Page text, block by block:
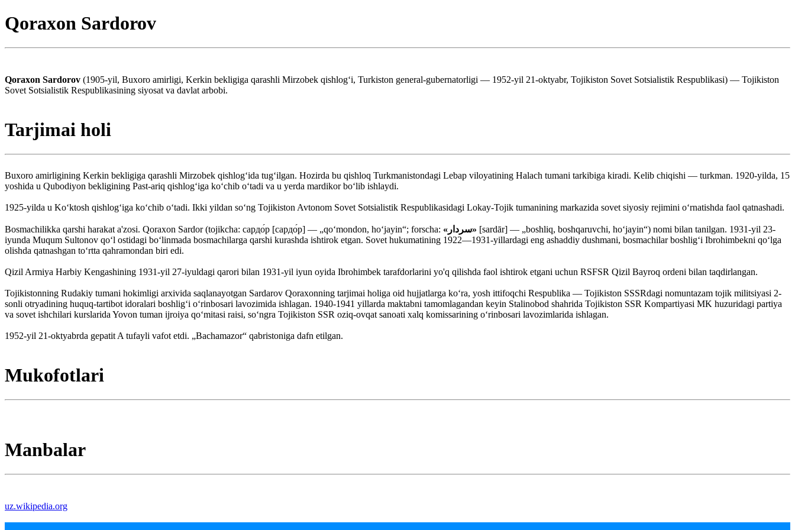
Qoraxon Sardorov
Qoraxon Sardorov (1905-yil, Buxoro amirligi, Kerkin bekligiga qarashli Mirzobek qishlog‘i, Turkiston general-gubernatorligi — 1952-yil 21-oktyabr, Tojikiston Sovet Sotsialistik Respublikasi) — Tojikiston
Sovet Sotsialistik Respublikasining siyosat va davlat arbobi.
Tarjimai holi
Buxoro amirligining Kerkin bekligiga qarashli Mirzobek qishlog‘ida tug‘ilgan. Hozirda bu qishloq Turkmanistondagi Lebap viloyatining Halach tumani tarkibiga kiradi. Kelib chiqishi — turkman. 1920-yilda, 15
yoshida u Qubodiyon bekligining Past-ariq qishlog‘iga ko‘chib o‘tadi va u yerda mardikor bo‘lib ishlaydi.
1925-yilda u Koʻktosh qishlogʻiga koʻchib oʻtadi. Ikki yildan soʻng Tojikiston Avtonom Sovet Sotsialistik Respublikasidagi Lokay-Tojik tumanining markazida sovet siyosiy rejimini oʻrnatishda faol qatnashadi.
Bosmachilikka qarshi harakat a'zosi. Qoraxon Sardor (tojikcha: сардо́р [сардо́р] — „qoʻmondon, hoʻjayin“; forscha: «سردار» [sardār] — „boshliq, boshqaruvchi, hoʻjayin“) nomi bilan tanilgan. 1931-yil 23-
iyunda Muqum Sultonov qoʻl ostidagi boʻlinmada bosmachilarga qarshi kurashda ishtirok etgan. Sovet hukumatining 1922—1931-yillardagi eng ashaddiy dushmani, bosmachilar boshlig‘i Ibrohimbekni qo‘lga
olishda qatnashgan to‘rtta qahramondan biri edi.
Qizil Armiya Harbiy Kengashining 1931-yil 27-iyuldagi qarori bilan 1931-yil iyun oyida Ibrohimbek tarafdorlarini yo'q qilishda faol ishtirok etgani uchun RSFSR Qizil Bayroq ordeni bilan taqdirlangan.
Tojikistonning Rudakiy tumani hokimligi arxivida saqlanayotgan Sardarov Qoraxonning tarjimai holiga oid hujjatlarga koʻra, yosh ittifoqchi Respublika — Tojikiston SSSRdagi nomuntazam tojik militsiyasi 2-
sonli otryadining huquq-tartibot idoralari boshligʻi oʻrinbosari lavozimida ishlagan. 1940-1941 yillarda maktabni tamomlagandan keyin Stalinobod shahrida Tojikiston SSR Kompartiyasi MK huzuridagi partiya
va sovet ishchilari kurslarida Yovon tuman ijroiya qoʻmitasi raisi, soʻngra Tojikiston SSR oziq-ovqat sanoati xalq komissarining oʻrinbosari lavozimlarida ishlagan.
1952-yil 21-oktyabrda gepatit A tufayli vafot etdi. „Bachamazor“ qabristoniga dafn etilgan.
Mukofotlari
Manbalar
uz.wikipedia.org